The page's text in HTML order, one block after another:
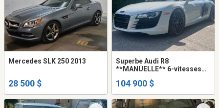
Mercedes SLK 250 2013
28 500 $
Superbe Audi R8
**MANUELLE** 6-vitesses
104 900 $